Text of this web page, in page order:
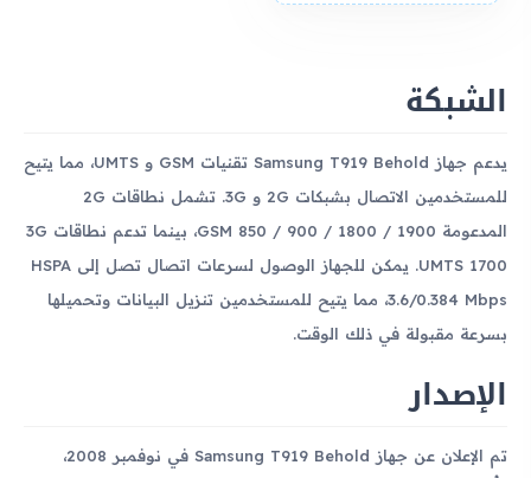
الشبكة
يدعم جهاز Samsung T919 Behold تقنيات GSM و UMTS، مما يتيح
للمستخدمين الاتصال بشبكات 2G و 3G. تشمل نطاقات 2G
المدعومة GSM 850 / 900 / 1800 / 1900، بينما تدعم نطاقات 3G
UMTS 1700. يمكن للجهاز الوصول لسرعات اتصال تصل إلى HSPA
3.6/0.384 Mbps، مما يتيح للمستخدمين تنزيل البيانات وتحميلها
بسرعة مقبولة في ذلك الوقت.
الإصدار
تم الإعلان عن جهاز Samsung T919 Behold في نوفمبر 2008،